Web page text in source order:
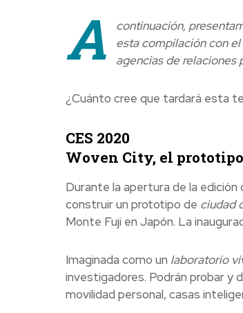
A
continuación,
esta compilación con
agencias de relaciones
¿Cuánto cree que tardará esta
CES 2020
Woven City, el
Durante la apertura de la
construir un prototipo de ciudad
Monte Fuji en Japón. La
Imaginada como un laboratorio
investigadores. Podrán probar y
movilidad personal, casas